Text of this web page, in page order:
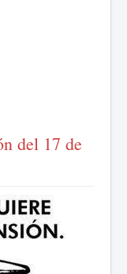
del 17 de